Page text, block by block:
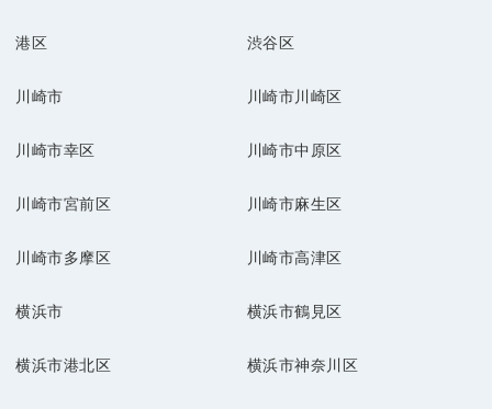
港区 渋谷区
川崎市 川崎市川崎区
川崎市幸区 川崎市中原区
川崎市宮前区 川崎市麻生区
川崎市多摩区 川崎市高津区
横浜市 横浜市鶴見区
横浜市港北区 横浜市神奈川区